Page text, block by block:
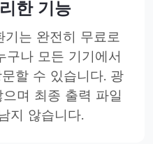
한 기능
는 완전히 무료로
나 모든 기기에서
할 수 있습니다. 광
며 최종 출력 파일
지 않습니다.